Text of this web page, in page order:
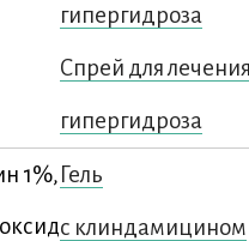
гипергидроза
Спрей для
гипергидроза
1%, Гель
с клиндамицином